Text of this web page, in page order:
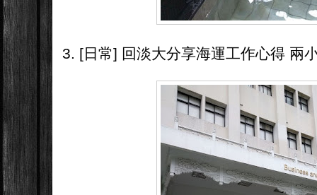
3. [日常] 回淡大分享海運工作心得 兩